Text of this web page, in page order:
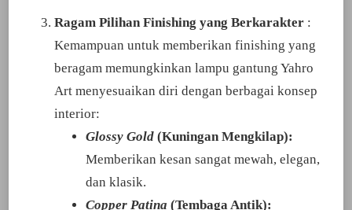
Ragam Pilihan Finishing yang Berkarakter :
Kemampuan untuk memberikan finishing yang
beragam memungkinkan lampu gantung Yahro
Art menyesuaikan diri dengan berbagai konsep
interior:
Glossy Gold (Kuningan Mengkilap):
Memberikan kesan sangat mewah, elegan,
dan klasik.
Copper Patina (Tembaga Antik):